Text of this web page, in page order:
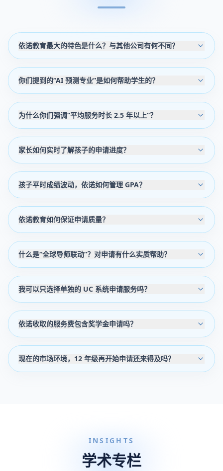
依诺教育最大的特色是什么？与其他公司有何不同？
你们提到的“AI 预测专业”是如何帮助学生的？
为什么你们强调“平均服务时长 2.5 年以上”？
家长如何实时了解孩子的申请进度？
孩子平时成绩波动，依诺如何管理 GPA？
依诺教育如何保证申请质量？
什么是“全球导师联动”？对申请有什么实质帮助？
我可以只选择单独的 UC 系统申请服务吗？
依诺收取的服务费包含奖学金申请吗？
现在的市场环境，12 年级再开始申请还来得及吗？
INSIGHTS
学术专栏